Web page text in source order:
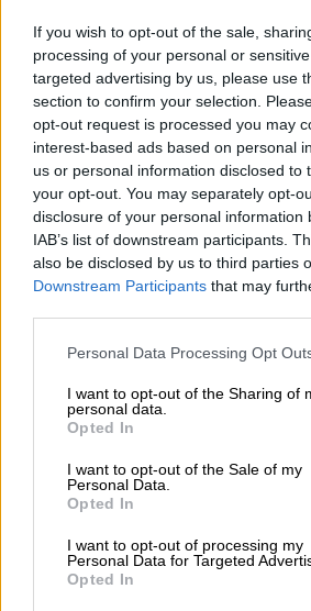
If you wish to opt-out of the sale,
processing of your personal or
targeted advertising by us, please use
section to confirm your selection.
opt-out request is processed you may
interest-based ads based on personal
us or personal information disclosed to
your opt-out. You may separately opt-
disclosure of your personal information
IAB’s list of downstream participants.
also be disclosed by us to third parties
Downstream Participants that may
Please note that this website/app uses
not limited to your visit or usage
grant or deny consent to Google and
use your data for below specified
consent section.
Personal Data Processing Opt
I want to opt-out of the Sharing of
personal data.
Opted In
I want to opt-out of the Sale of my
Personal Data.
Opted In
I want to opt-out of processing my
Personal Data for Targeted
Opted In
δαπανών του
ΗΠΑθα επιτρέψει
δισεκατομμυρίων δολαρίων
ποσού πολύ χαμηλότερου
υποσχόταν στην αφετηρία.
«Είμαι ευτυχής που
αναμένουμεεξοικονόμηση
δολαρίωντο οικονομικό
μείωση τηςσπατάλης και
τόνισε οΜασκ
πρόεδρο Ντόναλντ Τραμπ
Τύπο.
ΔΙΑΒΑΣΤΕ ΕΠΙΣΗΣ
Κόσμος|11.04.2025 05:33
Ο Τραμπ μπορεί να
ο δρόμος της